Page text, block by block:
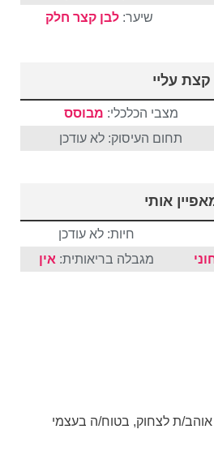
שיער: לבן קצר חלק
קצת עליי
מצבי הכלכלי: מבוסס
תחום העיסוק: לא עודכן
אותי
חיות: לא עודכן
מגבלה בריאותית: אין
אוהב/ת לצחוק, בטוח/ה בעצמי